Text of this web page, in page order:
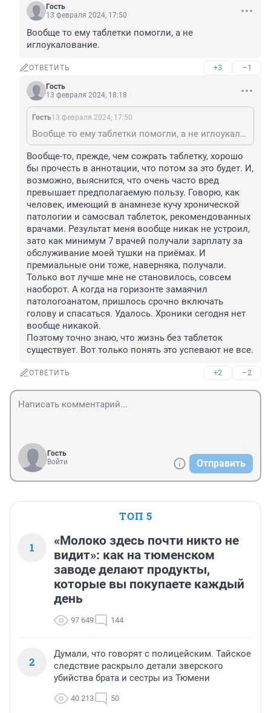
Гость
13 февраля 2024, 17:50
Вообще то ему таблетки помогли, а не
иглоукалование.
ОТВЕТИТЬ +3 –1
Гость
13 февраля 2024, 18:18
Гость13 февраля 2024, 17:50
Вообще то ему таблетки помогли, а не иглоукалование.
Вообще-то, прежде, чем сожрать таблетку, хорошо
бы прочесть в аннотации, что потом за это будет. И,
возможно, выяснится, что очень часто вред
превышает предполагаемую пользу. Говорю, как
человек, имеющий в анамнезе кучу хронической
патологии и самосвал таблеток, рекомендованных
врачами. Результат меня вообще никак не устроил,
зато как минимум 7 врачей получали зарплату за
обслуживание моей тушки на приёмах. И
премиальные они тоже, наверняка, получали.
Только вот лучше мне не становилось, совсем
наоборот. А когда на горизонте замаячил
патологоанатом, пришлось срочно включать
голову и спасаться. Удалось. Хроники сегодня нет
вообще никакой.
Поэтому точно знаю, что жизнь без таблеток
существует. Вот только понять это успевают не все.
ОТВЕТИТЬ +2 –2
Гость
Войти
Отправить
ТОП 5
1
«Молоко здесь почти никто не
видит»: как на тюменском
заводе делают продукты,
которые вы покупаете каждый
день
97 649 144
2
Думали, что говорят с полицейским. Тайское
следствие раскрыло детали зверского
убийства брата и сестры из Тюмени
40 213 50